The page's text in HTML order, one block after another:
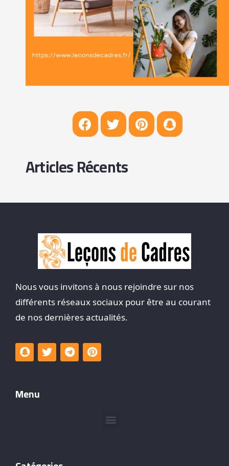
Articles Récents
Nous vous invitons à nous rejoindre sur nos
différents réseaux sociaux pour être au courant
de nos dernières actualités.
Menu